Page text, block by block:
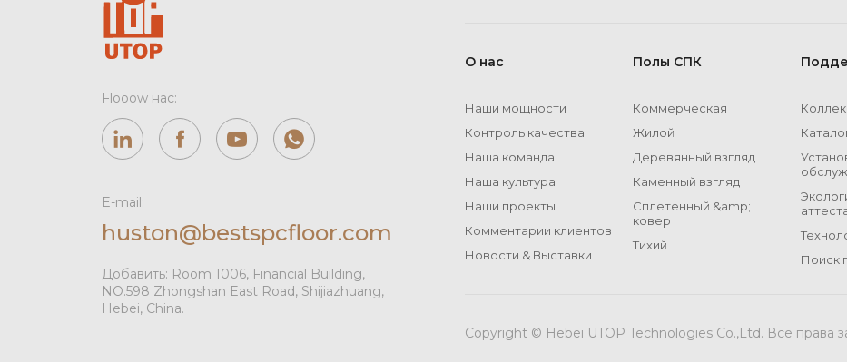
Flooow нас:
E-mail:
huston@bestspcfloor.com
Добавить: Room 1006, Financial Building,
NO.598 Zhongshan East Road, Shijiazhuang,
Hebei, China.
О нас
Наши мощности
Контроль качества
Наша команда
Наша культура
Наши проекты
Комментарии клиентов
Новости & Выставки
Полы СПК
Коммерческая
Жилой
Деревянный взгляд
Каменный взгляд
Сплетенный &amp;
ковер
Тихий
Поиск
Copyright © Hebei UTOP Technologies Co.,Ltd. Все права